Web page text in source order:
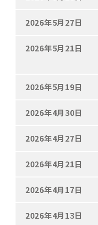
2026年5月27日
2026年5月21日
2026年5月19日
2026年4月30日
2026年4月27日
2026年4月21日
2026年4月17日
2026年4月13日